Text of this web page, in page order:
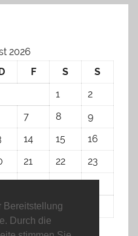
Bereitstellung
Durch die
2026
F S
S
1
2
7 8
9
14 15
16
21 22
23
28 29
30